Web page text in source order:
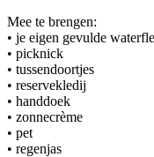
Mee te brengen:
• je eigen gevulde
• picknick
• tussendoortjes
• reservekledij
• handdoek
• zonnecrème
• pet
• regenjas